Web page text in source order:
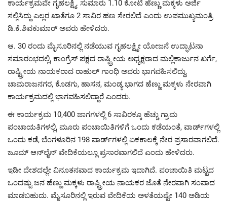
ಕಾರ್ಯಕ್ರಮವೇ ಗೃಹಲಕ್ಷ್ಮಿ. ಸುಮಾರು 1.10 ಕೋಟಿ ಹೆಣ್ಣು ಮಕ್ಕಳು ಅರ್ಜಿ
ಸಲ್ಲಿಸಿದ್ದು ಎಲ್ಲರ ಖಾತೆಗೂ 2 ಸಾವಿರ ಹಣ ಸೇರಲಿದೆ ಎಂದು ಉಪಮುಖ್ಯಮಂತ್ರಿ
ಡಿ.ಕೆ.ಶಿವಕುಮಾರ್ ಅವರು ಹೇಳಿದರು.
ಆ. 30 ರಂದು ಮೈಸೂರಿನಲ್ಲಿ ನಡೆಯುವ ಗೃಹಲಕ್ಷ್ಮೀ ಯೋಜನೆ ಉದ್ಘಾಟನಾ
ಸಮಾರಂಭದಲ್ಲಿ, ಕಾಂಗ್ರೆಸ್ ಪಕ್ಷದ ರಾಷ್ಟ್ರೀಯ ಅಧ್ಯಕ್ಷರಾದ ಮಲ್ಲಿಕಾರ್ಜುನ ಖರ್ಗೆ,
ರಾಷ್ಟ್ರೀಯ ನಾಯಕರಾದ ರಾಹುಲ್ ಗಾಂಧಿ ಅವರು ಭಾಗವಹಿಸಲಿದ್ದು,
ಚಾಮರಾಜನಗರ, ಕೊಡಗು, ಹಾಸನ, ಮಂಡ್ಯ ಭಾಗದ ಹೆಣ್ಣು ಮಕ್ಕಳು ನೇರವಾಗಿ
ಕಾರ್ಯಕ್ರಮದಲ್ಲಿ ಭಾಗವಹಿಸಲಿದ್ದಾರೆ ಎಂದರು.
ಈ ಕಾರ್ಯಕ್ರಮ 10,400 ಜಾಗಗಳಲ್ಲಿ 6 ಸಾವಿರಕ್ಕೂ ಹೆಚ್ಚು ಗ್ರಾಮ
ಪಂಚಾಯತಿಗಳಲ್ಲಿ, ಮೂರು ಪಂಚಾಯಿತಿಗಳಿಗೆ ಒಂದು ಕಡೆಯಂತೆ, ವಾರ್ಡ್‌ಗಳಲ್ಲಿ
ಒಂದು ಕಡೆ, ಬೆಂಗಳೂರಿನ 198 ವಾರ್ಡ್‌ಗಳಲ್ಲಿ ಏಕಕಾಲಕ್ಕೆ ನೇರ ಪ್ರಸಾರವಾಗಲಿದೆ.
ಜೂಮ್ ಆನ್‌ಲೈನ್‌ ವೇದಿಕೆಯಲ್ಲೂ ಪ್ರಸಾರವಾಗಲಿದೆ ಎಂದು ಹೇಳಿದರು.
ಇಡೀ ದೇಶದಲ್ಲೇ ವಿನೂತನವಾದ ಕಾರ್ಯಕ್ರಮ ಇದಾಗಿದೆ. ಪಂಚಾಯಿತಿ ಮಟ್ಟದ
ಒಂದಷ್ಟು ಜನ ಹೆಣ್ಣು ಮಕ್ಕಳು ರಾಷ್ಟ್ರೀಯ ನಾಯಕರ ಜೊತೆ ನೇರವಾಗಿ ಸಂವಾದ
ಮಾಡಬಹುದು. ಮೈಸೂರಿನಲ್ಲಿ ಇರುವ ವೇದಿಕೆಯ ಅಳತೆಯಷ್ಟೇ 140 ಅಡಿಯ